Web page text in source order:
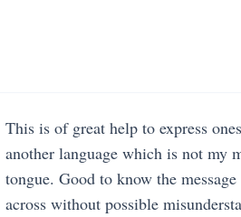
This is of great help to express
another language which is not my
tongue. Good to know the message
across without possible